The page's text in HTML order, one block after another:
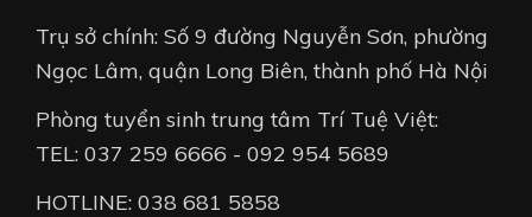
Trụ sở chính: Số 9 đường Nguyễn Sơn, phường
Ngọc Lâm, quận Long Biên, thành phố Hà Nội
Phòng tuyển sinh trung tâm Trí Tuệ Việt:
TEL: 037 259 6666 - 092 954 5689
HOTLINE: 038 681 5858